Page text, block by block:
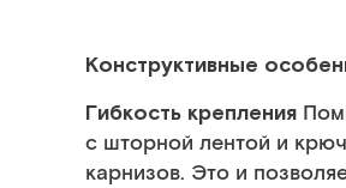
Конструктивные
Гибкость крепления
с шторной лентой и
карнизов. Это и